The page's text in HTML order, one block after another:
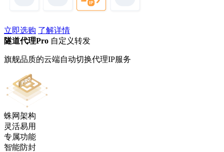
立即选购 了解详情
隧道代理Pro 自定义转发
旗舰品质的云端自动切换代理IP服务
蛛网架构
灵活易用
专属功能
智能防封